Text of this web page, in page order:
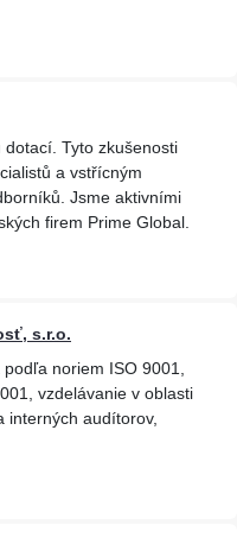
Tyto zkušenosti
a vstřícným
Jsme aktivními
firem Prime Global.
s.r.o.
noriem ISO 9001,
vzdelávanie v oblasti
interných audítorov,